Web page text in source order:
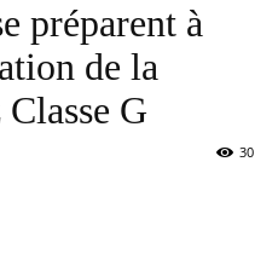
préparent à
de la
G
30